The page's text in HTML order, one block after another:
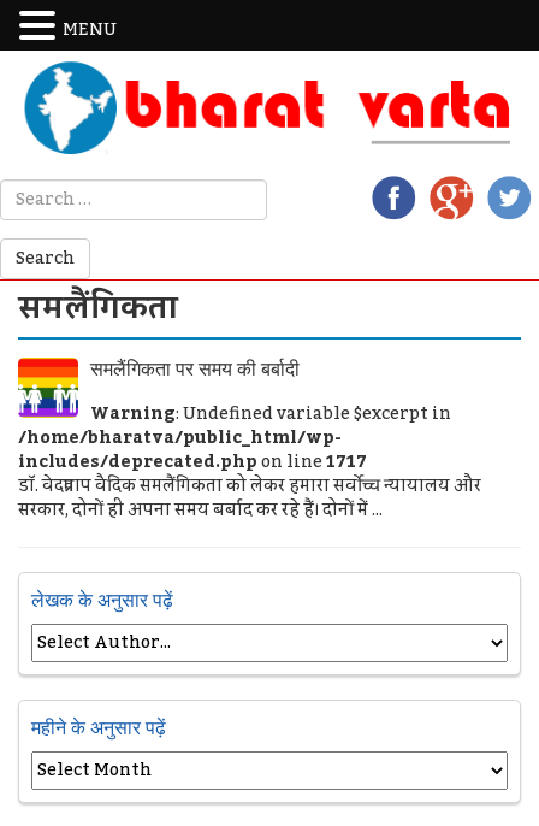
समलैंगिकता
समलैंगिकता पर समय की बर्बादी
Warning: Undefined variable $excerpt in
/home/bharatva/public_html/wp-
includes/deprecated.phpon line1717
डॉ. वेदप्रताप वैदिक समलैंगिकता को लेकर हमारा सर्वोच्च न्यायालय और
सरकार, दोनों ही अपना समय बर्बाद कर रहे हैं। दोनों में ...
लेखक के अनुसार पढ़ें
महीने के अनुसार पढ़ें
MENU